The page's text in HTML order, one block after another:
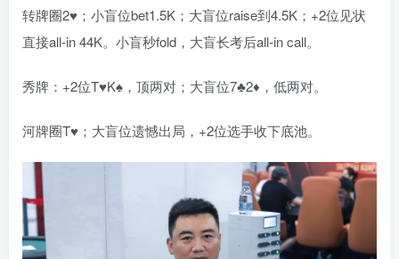
转牌圈2♥；小盲位bet1.5K；大盲位raise到4.5K；+2位见状
直接all-in 44K。小盲秒fold，大盲长考后all-in call。
秀牌：+2位T♥K♠，顶两对；大盲位7♣2♦，低两对。
河牌圈T♥；大盲位遗憾出局，+2位选手收下底池。